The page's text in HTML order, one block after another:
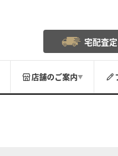
宅配査定
店舗のご案内▼